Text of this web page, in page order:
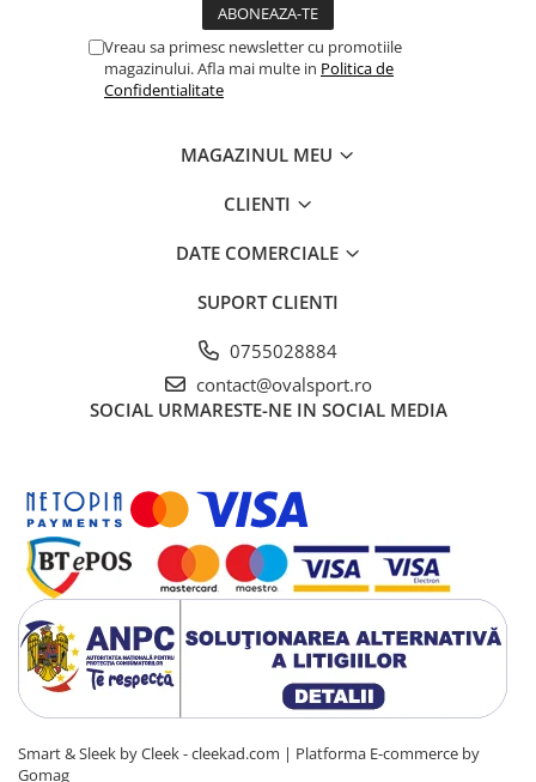
Vreau sa primesc newsletter cu promotiile
magazinului. Afla mai multe in Politica de
Confidentialitate
MAGAZINUL MEU
CLIENTI
DATE COMERCIALE
SUPORT CLIENTI
0755028884
contact@ovalsport.ro
SOCIAL URMARESTE-NE IN SOCIAL MEDIA
Smart & Sleek by Cleek - cleekad.com | Platforma E-commerce by
Gomag